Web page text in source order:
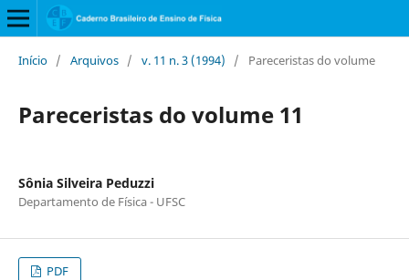
Início / Arquivos / v. 11 n. 3 (1994) / Pareceristas do volume
Pareceristas do volume 11
Sônia Silveira Peduzzi
Departamento de Física - UFSC
PDF